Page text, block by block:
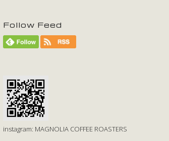
Follow Feed
instagram: MAGNOLIA COFFEE ROASTERS